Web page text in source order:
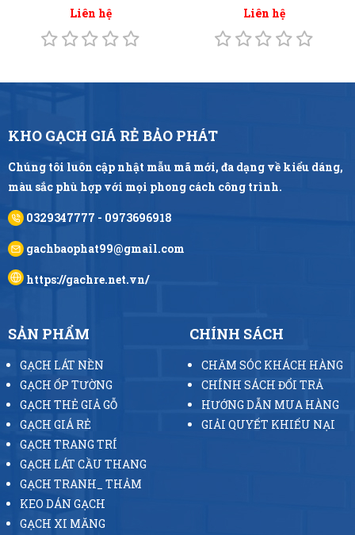
Liên hệ Liên hệ
KHO GẠCH GIÁ RẺ BẢO PHÁT
Chúng tôi luôn cập nhật mẫu mã mới, đa dạng về kiểu dáng,
màu sắc phù hợp với mọi phong cách công trình.
0329347777 - 0973696918
gachbaophat99@gmail.com
https://gachre.net.vn/
SẢN PHẨM
GẠCH LÁT NỀN
GẠCH ỐP TƯỜNG
GẠCH THẺ GIẢ GỖ
GẠCH GIÁ RẺ
GẠCH TRANG TRÍ
GẠCH LÁT CẦU THANG
GẠCH TRANH_ THẢM
KEO DÁN GẠCH
GẠCH XI MĂNG
CHÍNH SÁCH
CHĂM SÓC KHÁCH HÀNG
CHÍNH SÁCH ĐỔI TRẢ
HƯỚNG DẪN MUA HÀNG
GIẢI QUYẾT KHIẾU NẠI